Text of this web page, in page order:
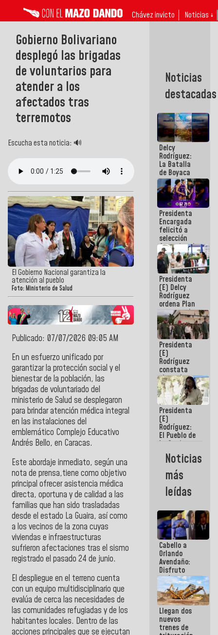
Chávez invicto Noticias ↓
Gobierno Bolivariano
desplegó las brigadas
de voluntarios para
atender a los
afectados tras
terremotos
Escucha esta noticia: 🔊
El Gobierno Nacional garantiza la
atención al pueblo
Foto: Ministerio de Salud
Publicado: 07/07/2026 09:05 AM
En un esfuerzo unificado por
garantizar la protección social y el
bienestar de la población, las
brigadas de voluntariado del
ministerio de Salud se desplegaron
para brindar atención médica integral
en las instalaciones del
emblemático Complejo Educativo
Andrés Bello, en Caracas.
Este abordaje inmediato, según una
nota de prensa,tiene como objetivo
principal ofrecer asistencia médica
directa, oportuna y de calidad a las
familias que han sido trasladadas
desde el estado La Guaira, así como
a los vecinos de la zona cuyas
viviendas e infraestructuras
sufrieron afectaciones tras el sismo
registrado el pasado 24 de junio.
El despliegue en el terreno cuenta
con un equipo multidisciplinario que
evalúa de cerca las necesidades de
las comunidades refugiadas y de los
habitantes locales. Dentro de las
acciones principales que se ejecutan
Noticias
destacadas
Delcy
Rodríguez:
La Batalla
de Boyaca
representa
un capítulo
decisivo en
la gesta
emancipadora
de nuestra
América
Presidenta
Encargada
felicitó a
selección
femenina de
baloncesto
por su
clasificación
a la
AmeriCup
2027
Presidenta
(E) Delcy
Rodríguez
ordena Plan
maestro de
desarrollo
logístico y
turístico
para La
Guaira
Presidenta
(E)
Rodríguez
constata
obras de
rehabilitación
de Escuela
Militar de
Mamo en La
Guaira
Presidenta
(E)
Rodríguez:
El Pueblo de
La Guaira
siempre
estará
acompañada
por el
Gobierno
Nacional
Noticias
más
leídas
Cabello a
Orlando
Avendaño:
Disfruto
cada vez
que escribes
porque lo
que haces
es
embarrarla
Llegan dos
nuevos
trenes de